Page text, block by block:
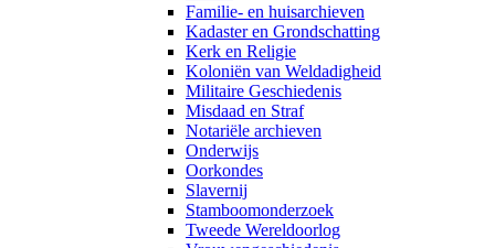
Familie- en huisarchieven
Kadaster en Grondschatting
Kerk en Religie
Koloniën van Weldadigheid
Militaire Geschiedenis
Misdaad en Straf
Notariële archieven
Onderwijs
Oorkondes
Slavernij
Stamboomonderzoek
Tweede Wereldoorlog